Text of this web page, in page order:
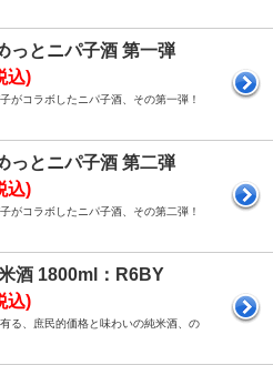
っとニパ子酒 第一弾
込)
がコラボしたニパ子酒、その第一弾！
っとニパ子酒 第二弾
込)
がコラボしたニパ子酒、その第二弾！
酒 1800ml：R6BY
込)
る、庶民的価格と味わいの純米酒、の